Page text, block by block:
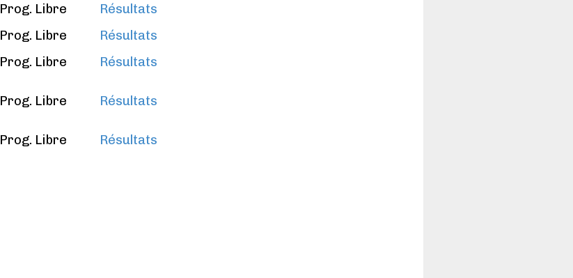
Prog. Libre
Résultats
Prog. Libre
Résultats
Prog. Libre Résultats
Prog. Libre Résultats
Prog. Libre Résultats